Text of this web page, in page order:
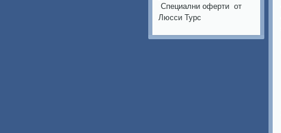
Специални оферти от
Люсси Турс